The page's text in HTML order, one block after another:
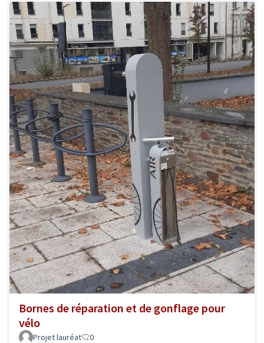
Bornes de réparation et de gonflage pour
vélo
Projet lauréat 0